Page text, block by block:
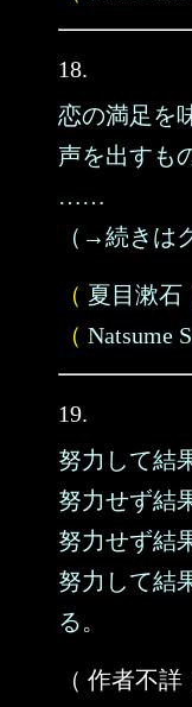
18.
恋の満足を
声を出すも
……
（→続きは
（ 夏目漱石
（ Natsume
19.
努力して結
努力せず結
努力せず結
努力して結
る。
（ 作者不詳